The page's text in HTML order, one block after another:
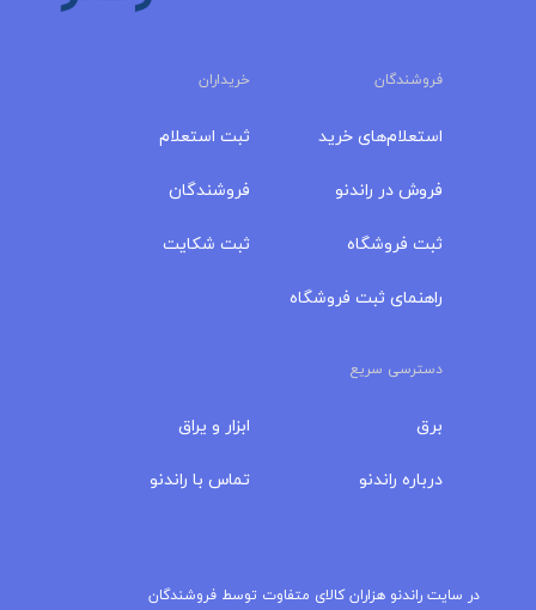
فروشندگان خریداران
استعلام‌های خرید
فروش در راندنو
ثبت فروشگاه
راهنمای ثبت فروشگاه
ثبت استعلام
فروشندگان
ثبت شکایت
دسترسی سریع
برق
درباره‌ راندنو
ابزار و یراق
تماس با راندنو
در سایت راندنو هزاران کالای متفاوت توسط فروشندگان